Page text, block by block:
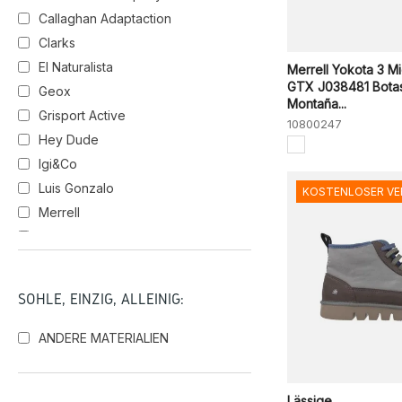
Callaghan Adaptaction
Clarks
El Naturalista
Geox
Grisport Active
Hey Dude
Igi&Co
Luis Gonzalo
Merrell
SOHLE, EINZIG, ALLEINIG:
ANDERE MATERIALIEN
Merrell Yokota 3
GTX J038481
Montaña...
10800247
KOSTENLOSER